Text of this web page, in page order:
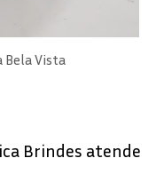
Bela Vista
Brindes atende